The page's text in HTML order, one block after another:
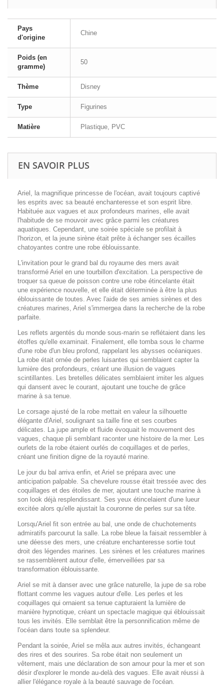
Pays
d'origine
Chine
Poids (en
gramme)
50
Thème Disney
Type Figurines
Matière Plastique, PVC
EN SAVOIR PLUS
Ariel, la magnifique princesse de l'océan, avait toujours captivé
les esprits avec sa beauté enchanteresse et son esprit libre.
Habituée aux vagues et aux profondeurs marines, elle avait
l'habitude de se mouvoir avec grâce parmi les créatures
aquatiques. Cependant, une soirée spéciale se profilait à
l'horizon, et la jeune sirène était prête à échanger ses écailles
chatoyantes contre une robe éblouissante.
L'invitation pour le grand bal du royaume des mers avait
transformé Ariel en une tourbillon d'excitation. La perspective de
troquer sa queue de poisson contre une robe étincelante était
une expérience nouvelle, et elle était déterminée à être la plus
éblouissante de toutes. Avec l'aide de ses amies sirènes et des
créatures marines, Ariel s'immergea dans la recherche de la robe
parfaite.
Les reflets argentés du monde sous-marin se reflétaient dans les
étoffes qu'elle examinait. Finalement, elle tomba sous le charme
d'une robe d'un bleu profond, rappelant les abysses océaniques.
La robe était ornée de perles luisantes qui semblaient capter la
lumière des profondeurs, créant une illusion de vagues
scintillantes. Les bretelles délicates semblaient imiter les algues
qui dansent avec le courant, ajoutant une touche de grâce
marine à sa tenue.
Le corsage ajusté de la robe mettait en valeur la silhouette
élégante d'Ariel, soulignant sa taille fine et ses courbes
délicates. La jupe ample et fluide évoquait le mouvement des
vagues, chaque pli semblant raconter une histoire de la mer. Les
ourlets de la robe étaient ourlés de coquillages et de perles,
créant une finition digne de la royauté marine.
Le jour du bal arriva enfin, et Ariel se prépara avec une
anticipation palpable. Sa chevelure rousse était tressée avec des
coquillages et des étoiles de mer, ajoutant une touche marine à
son look déjà resplendissant. Ses yeux étincelaient d'une lueur
excitée alors qu'elle ajustait la couronne de perles sur sa tête.
Lorsqu'Ariel fit son entrée au bal, une onde de chuchotements
admiratifs parcourut la salle. La robe bleue la faisait ressembler à
une déesse des mers, une créature enchanteresse sortie tout
droit des légendes marines. Les sirènes et les créatures marines
se rassemblèrent autour d'elle, émerveillées par sa
transformation éblouissante.
Ariel se mit à danser avec une grâce naturelle, la jupe de sa robe
flottant comme les vagues autour d'elle. Les perles et les
coquillages qui ornaient sa tenue capturaient la lumière de
manière hypnotique, créant un spectacle magique qui éblouissait
tous les invités. Elle semblait être la personnification même de
l'océan dans toute sa splendeur.
Pendant la soirée, Ariel se mêla aux autres invités, échangeant
des rires et des sourires. Sa robe était non seulement un
vêtement, mais une déclaration de son amour pour la mer et son
désir d'explorer le monde au-delà des vagues. Elle avait réussi à
allier l'élégance royale à la beauté sauvage de l'océan.